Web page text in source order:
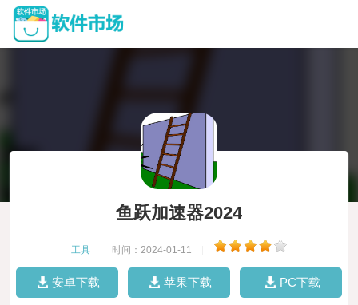
鱼跃加速器2024
工具 时间：2024-01-11
安卓下载 苹果下载 PC下载